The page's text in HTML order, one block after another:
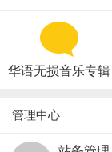
华语无损音乐专辑
管理中心